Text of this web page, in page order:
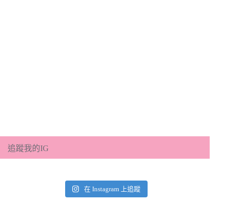
追蹤我的IG
在 Instagram 上追蹤